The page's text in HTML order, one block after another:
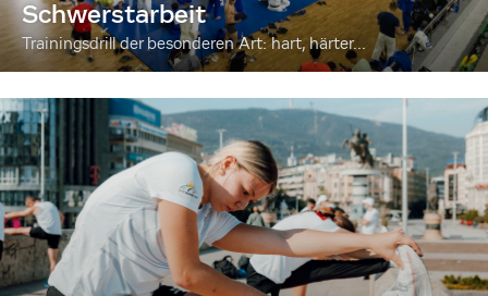
Schwerstarbeit
Trainingsdrill der besonderen Art: hart, härter...